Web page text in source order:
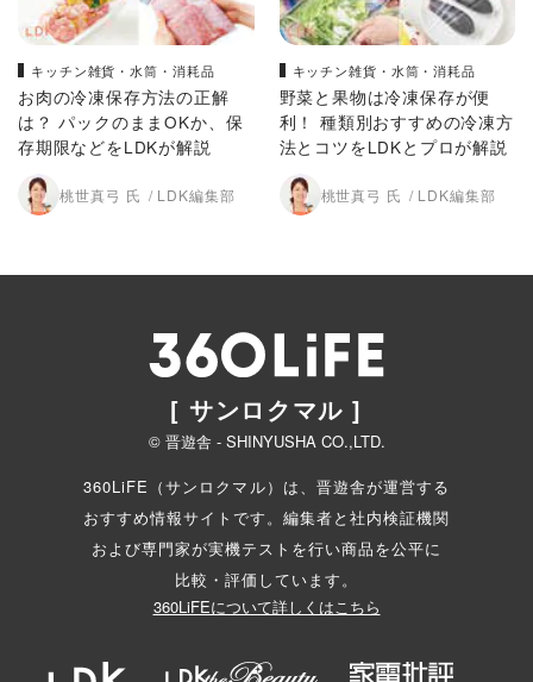
キッチン雑貨・水筒・消耗品
お肉の冷凍保存方法の正解
は？ パックのままOKか、保
存期限などをLDKが解説
桃世真弓 氏 LDK編集部
キッチン雑貨・水筒・消耗品
野菜と果物は冷凍保存が便
利！ 種類別おすすめの冷凍方
法とコツをLDKとプロが解説
桃世真弓 氏 LDK編集部
[ サンロクマル ]
© 晋遊舎 - SHINYUSHA CO.,LTD.
360LiFE（サンロクマル）は、晋遊舎が運営する
おすすめ情報サイトです。編集者と社内検証機関
および専門家が実機テストを行い商品を公平に
比較・評価しています。
360LiFEについて詳しくはこちら